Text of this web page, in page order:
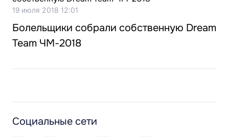
19 июля 2018 12:01
Болельщики собрали собственную Dream
Team ЧМ-2018
Социальные сети